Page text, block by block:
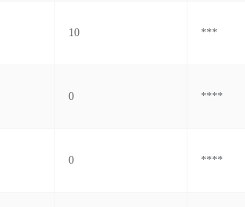
10 ***
0 ****
0 ****